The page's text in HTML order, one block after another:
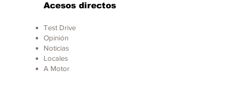
Acesos directos
Test Drive
Opinión
Noticias
Locales
A Motor